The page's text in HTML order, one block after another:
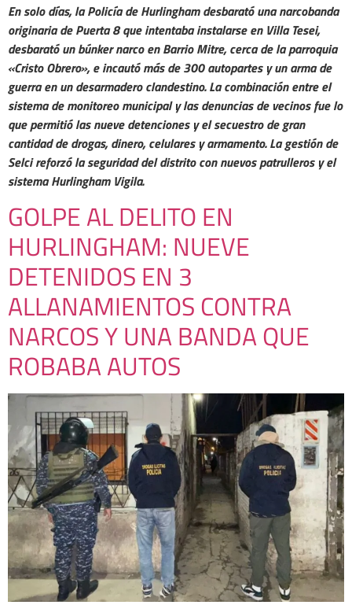
En solo días, la Policía de Hurlingham desbarató una narcobanda
originaria de Puerta 8 que intentaba instalarse en Villa Tesei,
desbarató un búnker narco en Barrio Mitre, cerca de la parroquia
«Cristo Obrero», e incautó más de 300 autopartes y un arma de
guerra en un desarmadero clandestino. La combinación entre el
sistema de monitoreo municipal y las denuncias de vecinos fue lo
que permitió las nueve detenciones y el secuestro de gran
cantidad de drogas, dinero, celulares y armamento. La gestión de
Selci reforzó la seguridad del distrito con nuevos patrulleros y el
sistema Hurlingham Vigila.
GOLPE AL DELITO EN
HURLINGHAM: NUEVE
DETENIDOS EN 3
ALLANAMIENTOS CONTRA
NARCOS Y UNA BANDA QUE
ROBABA AUTOS